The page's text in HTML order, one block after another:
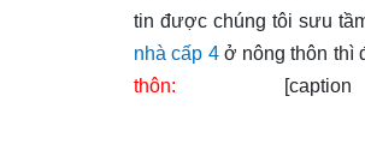
tin được chúng tôi sưu
nhà cấp 4ở nông thôn thì
thôn: [caption